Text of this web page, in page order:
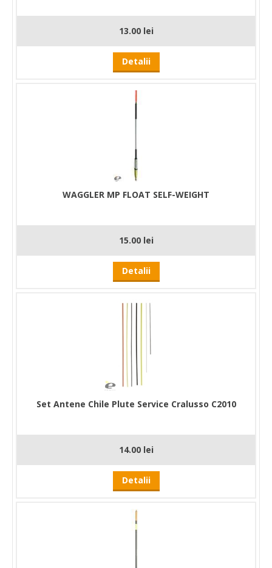
13.00 lei
Detalii
WAGGLER MP FLOAT SELF-WEIGHT
15.00 lei
Detalii
Set Antene Chile Plute Service Cralusso C2010
14.00 lei
Detalii